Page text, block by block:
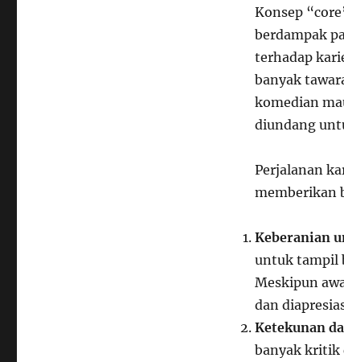
Konsep
berdampak
terhadap
banyak
komedian
diundang
Perjalanan
memberikan
Keberanian
untuk tampil
Meskipun
dan
Ketekunan
banyak kritik